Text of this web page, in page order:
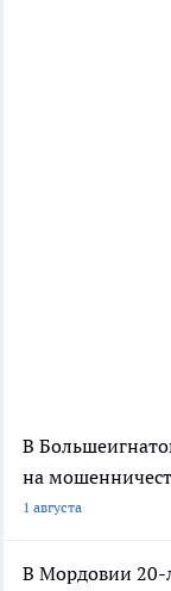
В
на
1 августа
В Мордовии 20-